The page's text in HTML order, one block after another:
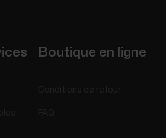
Boutique en ligne